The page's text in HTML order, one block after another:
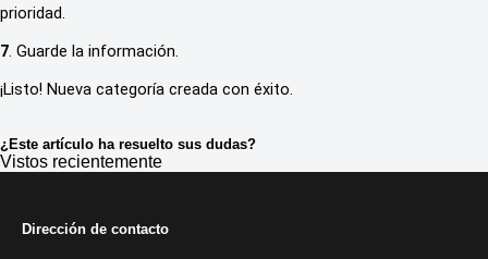
prioridad.
7. Guarde la información.
¡Listo! Nueva categoría creada con éxito.
¿Este artículo ha resuelto sus dudas?
Vistos recientemente
Dirección de contacto